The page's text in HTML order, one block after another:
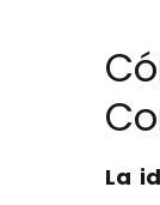
La